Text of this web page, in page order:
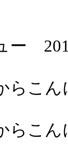
ー
こん
こん